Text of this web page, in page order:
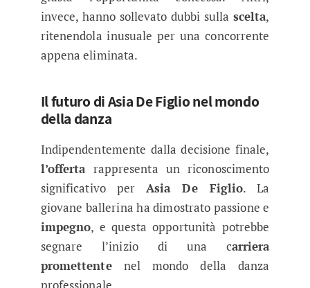
invece, hanno sollevato dubbi sulla scelta,
ritenendola inusuale per una concorrente
appena eliminata.
Il futuro di Asia De Figlio nel mondo
della danza
Indipendentemente dalla decisione finale,
l’offertarappresenta un riconoscimento
significativo perAsia De Figlio. La
giovane ballerina ha dimostrato passione e
impegno, e questa opportunità potrebbe
segnare l’inizio di una carriera
promettentenel mondo della danza
professionale.